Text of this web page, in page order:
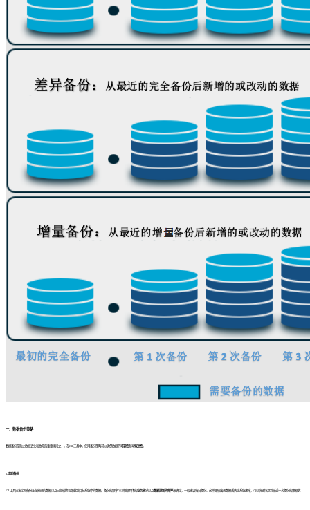
一、数据备份策略
数据备份是防止数据丢失和故障的重要手段之一。在ETL工具中，使用备份策略可以确保数据的可靠性和 可恢复性。
1.定期备份
ETL工具应该定期备份正在处理的数据以及已经转换和加载到目标系统中的数据。备份的频率可以根据具体的业务需求以及 数据更新的频率来确定，一般建议每日备份。这样即使出现数据丢失或系统故障，可以快速恢复到最近一次备份的数据状